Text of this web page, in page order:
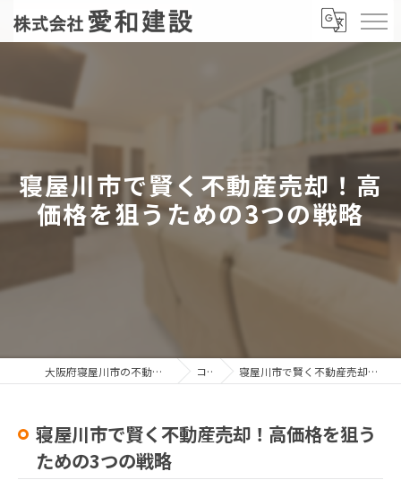
寝屋川市で賢く不動産売却！高
価格を狙うための3つの戦略
大阪府寝屋川市の不動産売却なら株式会社愛和建設 コラム 寝屋川市で賢く不動産売却！高価格を狙うための3つの戦略
寝屋川市で賢く不動産売却！高価格を狙う
ための3つの戦略